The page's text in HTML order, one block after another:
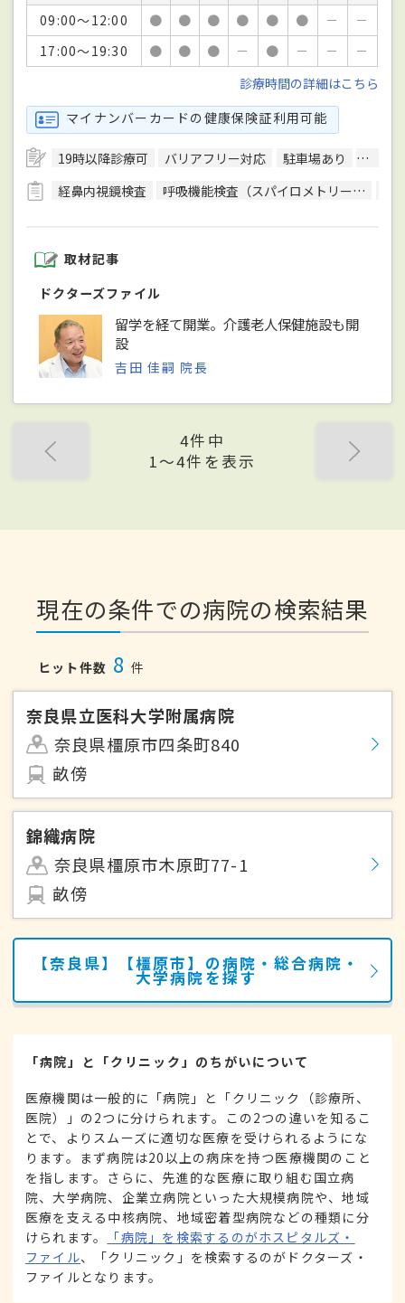
09:00～12:00
● ● ● ● ● ● －
－
17:00～19:30
● ● ● － ● － －
－
診療時間の詳細はこちら
マイナンバーカードの健康保険証利用可能
19時以降診療可 バリアフリー対応 駐車場あり
往診可
経鼻内視鏡検査
呼吸機能検査（スパイロメトリー）
取材記事
ドクターズファイル
留学を経て開業。介護老人保健施設も開
設
吉田 佳嗣 院長
4件中
1〜4件を表示
現在の条件での病院の検索結果
ヒット件数 8 件
奈良県立医科大学附属病院
奈良県橿原市四条町840
畝傍
錦織病院
奈良県橿原市木原町77-1
畝傍
【奈良県】【橿原市】の病院・総合病院・
大学病院を探す
「病院」と「クリニック」のちがいについて
医療機関は一般的に「病院」と「クリニック（診療所、
医院）」の2つに分けられます。この2つの違いを知るこ
とで、よりスムーズに適切な医療を受けられるようにな
ります。まず病院は20以上の病床を持つ医療機関のこと
を指します。さらに、先進的な医療に取り組む国立病
院、大学病院、企業立病院といった大規模病院や、地域
医療を支える中核病院、地域密着型病院などの種類に分
けられます。
「病院」を検索するのがホスピタルズ・
ファイル、「クリニック」を検索するのがドクターズ・
ファイルとなります。